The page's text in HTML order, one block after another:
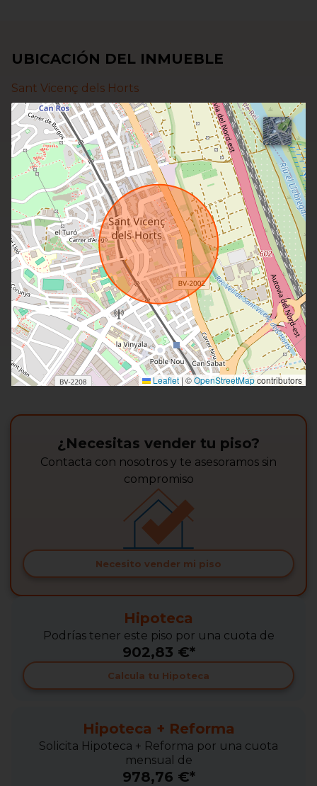
UBICACIÓN DEL INMUEBLE
Sant Vicenç dels Horts
Leaflet | ©OpenStreetMapcontributors
¿Necesitas vender tu piso?
Contacta con nosotros y te asesoramos sin
compromiso
Necesito vender mi piso
Hipoteca
Podrías tener este piso por una cuota de
902,83 €*
Calcula tu Hipoteca
Hipoteca + Reforma
Solicita Hipoteca + Reforma por una cuota
mensual de
978,76 €*